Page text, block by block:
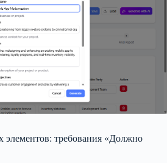
элементов: требования «Должно